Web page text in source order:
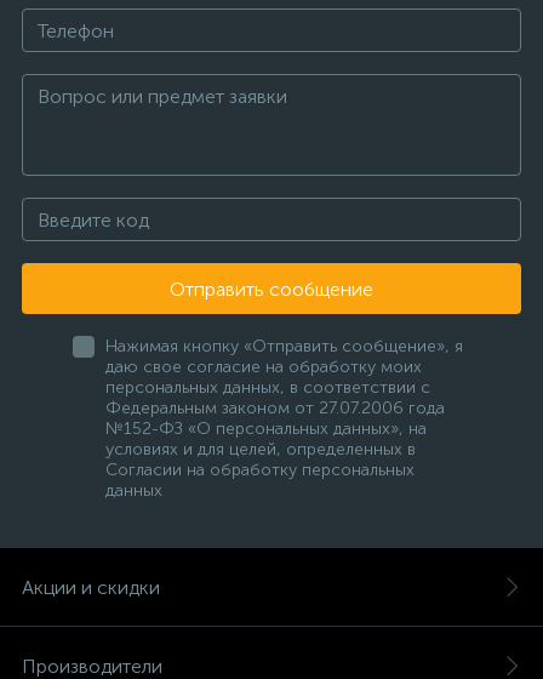
Отправить сообщение
Нажимая кнопку «Отправить сообщение», я
даю свое согласие на обработку моих
персональных данных, в соответствии с
Федеральным законом от 27.07.2006 года
№152-ФЗ «О персональных данных», на
условиях и для целей, определенных в
Согласии на обработку персональных
данных
Акции и скидки
Производители